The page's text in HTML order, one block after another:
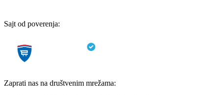
Sajt od poverenja:
Zaprati nas na društvenim mrežama: